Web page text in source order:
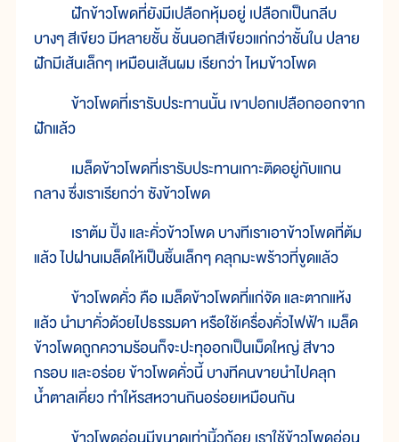
ฝักข้าวโพดที่ยังมีเปลือกหุ้มอยู่ เปลือกเป็นกลีบ
บางๆ สีเขียว มีหลายชั้น ชั้นนอกสีเขียวแก่กว่าชั้นใน ปลาย
ฝักมีเส้นเล็กๆ เหมือนเส้นผม เรียกว่า ไหมข้าวโพด
ข้าวโพดที่เรารับประทานนั้น เขาปอกเปลือกออกจาก
ฝักแล้ว
เมล็ดข้าวโพดที่เรารับประทานเกาะติดอยู่กับแกน
กลาง ซึ่งเราเรียกว่า ซังข้าวโพด
เราต้ม ปิ้ง และคั่วข้าวโพด บางทีเราเอาข้าวโพดที่ต้ม
แล้ว ไปฝานเมล็ดให้เป็นชิ้นเล็กๆ คลุกมะพร้าวที่ขูดแล้ว
ข้าวโพดคั่ว คือ เมล็ดข้าวโพดที่แก่จัด และตากแห้ง
แล้ว นำมาคั่วด้วยไปธรรมดา หรือใช้เครื่องคั่วไฟฟ้า เมล็ด
ข้าวโพดถูกความร้อนก็จะปะทุออกเป็นเม็ดใหญ่ สีขาว
กรอบ และอร่อย ข้าวโพดคั่วนี้ บางทีคนขายนำไปคลุก
น้ำตาลเคี่ยว ทำให้รสหวานกินอร่อยเหมือนกัน